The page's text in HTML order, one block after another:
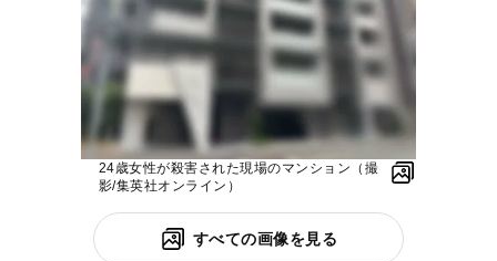
24歳女性が殺害された現場のマンション（撮
影/集英社オンライン）
すべての画像を見る